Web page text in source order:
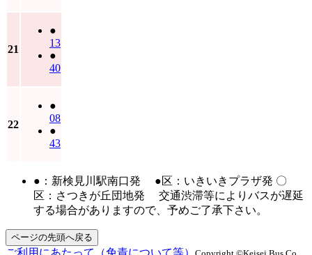
21
●
13
●
40
22
●
08
●
43
●：新検見川駅南口発 ●区：いきいきプラザ発 〇
区：さつきが丘団地発 交通渋滞等によりバスが遅延
する場合がありますので、予めご了承下さい。
ページの先頭へ戻る